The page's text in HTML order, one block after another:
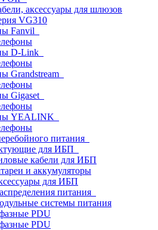
аксессуары для шлюзов
VG310
Fanvil
D-Link
Grandstream
Gigaset
YEALINK
питания
для ИБП
кабели для ИБП
и аккумуляторы
для ИБП
питания
системы питания
PDU
PDU